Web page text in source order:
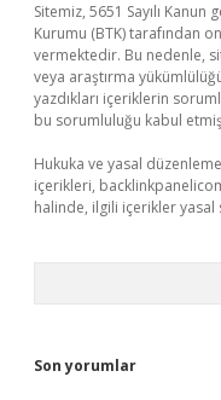
Sitemiz, 5651 Sayılı
Kurumu (BTK) tarafından
vermektedir. Bu nedenle,
veya araştırma
yazdıkları içeriklerin
bu sorumluluğu kabul etmiş
Hukuka ve yasal
içerikleri,
halinde, ilgili içerikler yasal
Son yorumlar